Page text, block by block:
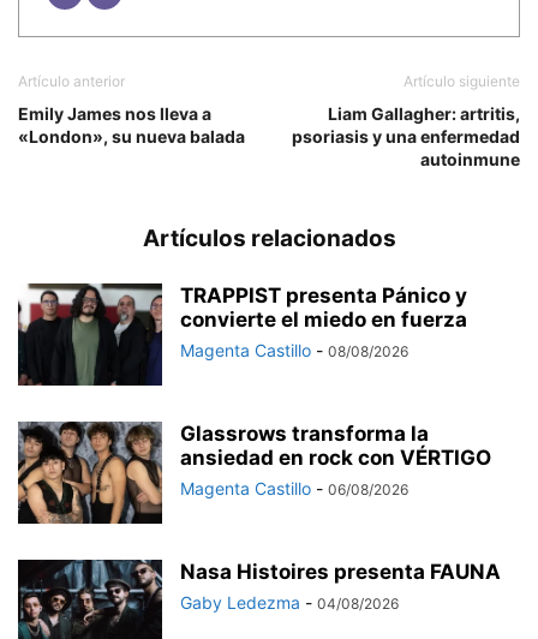
Artículo anterior
Emily James nos lleva a
«London», su nueva balada
Artículo siguiente
Liam Gallagher: artritis,
psoriasis y una enfermedad
autoinmune
Artículos relacionados
TRAPPIST presenta Pánico y
convierte el miedo en fuerza
Magenta Castillo - 08/08/2026
Glassrows transforma la
ansiedad en rock con VÉRTIGO
Magenta Castillo - 06/08/2026
Nasa Histoires presenta FAUNA
Gaby Ledezma - 04/08/2026